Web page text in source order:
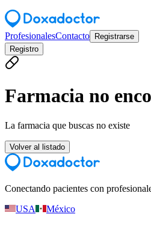
ProfesionalesContacto
Registrarse
Registro
Farmacia no
La farmacia que buscas no existe
Volver al listado
Conectando pacientes con
USA
México